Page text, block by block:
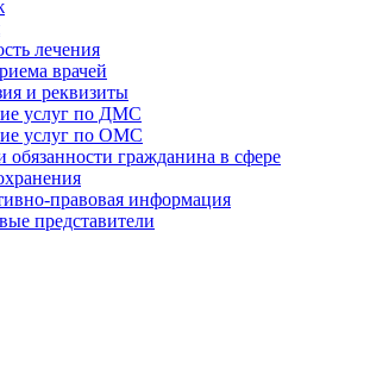
лечения
врачей
и реквизиты
услуг по ДМС
услуг по ОМС
обязанности гражданина в сфере
правовая информация
представители